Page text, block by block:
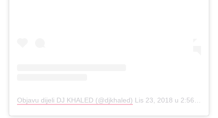
Objavu dijeli DJ KHALED (@djkhaled) Lis 23, 2018 u 2:56 PDT